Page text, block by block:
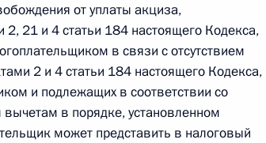
263-ФЗ
от уплаты акциза,
2, 21 и 4 статьи 184 настоящего Кодекса,
в связи с отсутствием
2 и 4 статьи 184 настоящего Кодекса,
и подлежащих в соответствии со
в порядке, установленном
может представить в налоговый